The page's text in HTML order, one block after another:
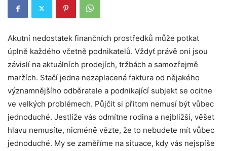
Akutní nedostatek finančních prostředků může potkat
úplně každého včetně podnikatelů. Vždyť právě oni jsou
závislí na aktuálních prodejích, tržbách a samozřejmě
maržích. Stačí jedna nezaplacená faktura od nějakého
významnějšího odběratele a podnikající subjekt se ocitne
ve velkých problémech. Půjčit si přitom nemusí být vůbec
jednoduché. Jestliže vás odmítne rodina a nejbližší, věšet
hlavu nemusíte, nicméně vězte, že to nebudete mít vůbec
jednoduché. My se zaměříme na situace, kdy vás nejspíše